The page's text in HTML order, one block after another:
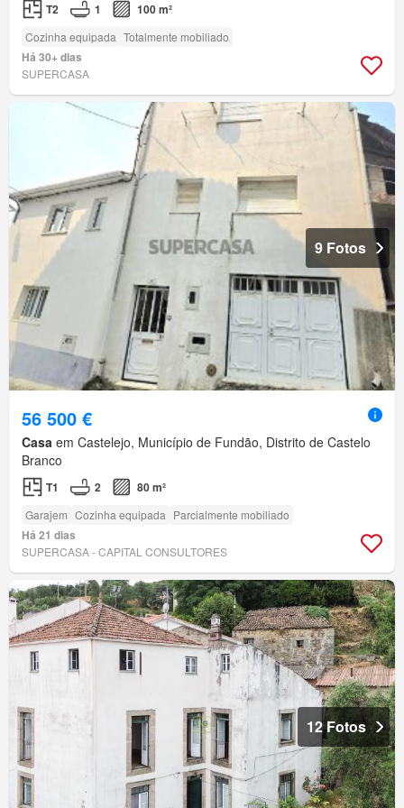
T2 1 100 m²
Cozinha equipada Totalmente mobiliado
Há 30+ dias
SUPERCASA
9 Fotos
56 500 €
Casa em Castelejo, Município de Fundão, Distrito de Castelo
Branco
T1 2 80 m²
Garajem Cozinha equipada Parcialmente mobiliado
Há 21 dias
SUPERCASA - CAPITAL CONSULTORES
12 Fotos